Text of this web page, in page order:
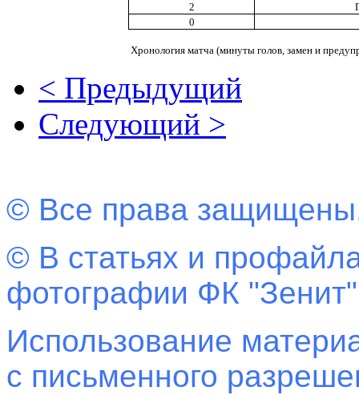
2
0
Хронология матча (минуты голов, замен и
< Предыдущий
Следующий >
© Все права
© В статьях и
фотографии ФК
Использование
с письменного